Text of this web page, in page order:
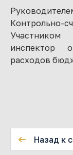
инспектор
расходов
Назад к